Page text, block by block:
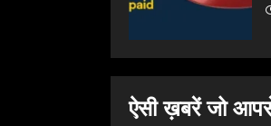
ऐसी ख़बरें जो